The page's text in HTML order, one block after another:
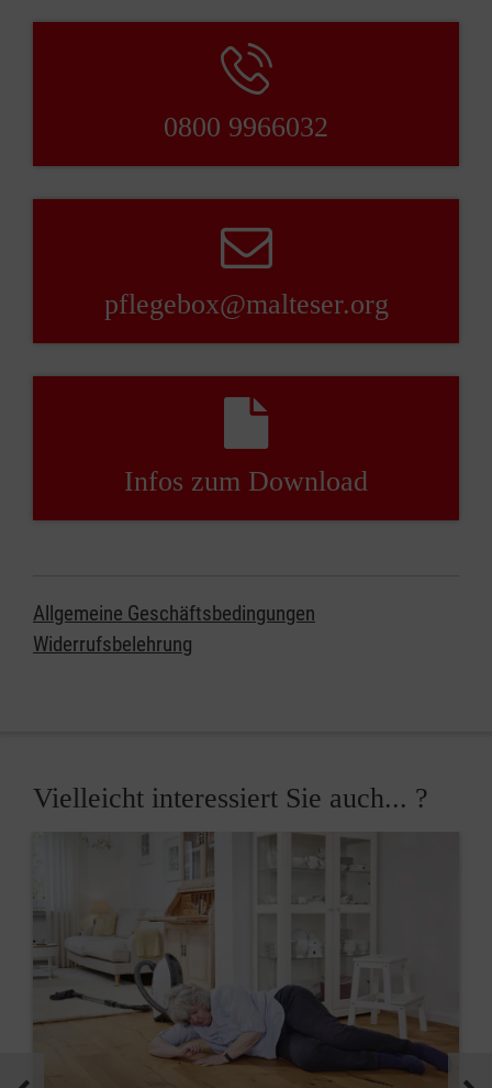
Zum Formular gelangen Sie, wenn Sie in
unserem Shop ganz unten im Footer auf
0800 9966032
pflegebox@malteser.org
Infos zum Download
Allgemeine Geschäftsbedingungen
Widerrufsbelehrung
Vielleicht interessiert Sie auch... ?